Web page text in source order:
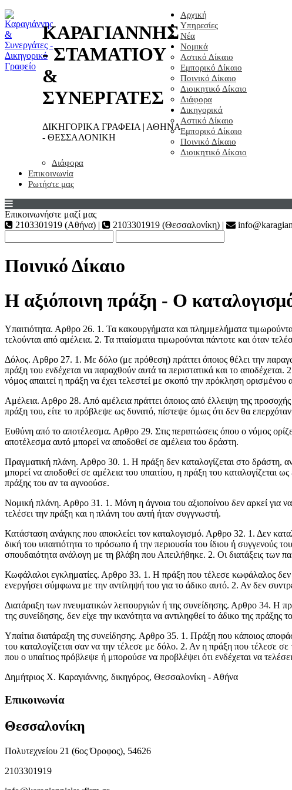
ΚΑΡΑΓΙΑΝΝΗΣ
- ΣΤΑΜΑΤΙΟΥ
&
ΣΥΝΕΡΓΑΤΕΣ
ΔΙΚΗΓΟΡΙΚΑ ΓΡΑΦΕΙΑ | ΑΘΗΝΑ
- ΘΕΣΣΑΛΟΝΙΚΗ
Αρχική
Υπηρεσίες
Νέα
Νομικά
Αστικό Δίκαιο
Εμπορικό Δίκαιο
Ποινικό Δίκαιο
Διοικητικό Δίκαιο
Διάφορα
Δικηγορικά
Αστικό Δίκαιο
Εμπορικό Δίκαιο
Ποινικό Δίκαιο
Διοικητικό Δίκαιο
Διάφορα
Επικοινωνία
Ρωτήστε μας
Επικοινωνήστε μαζί μας
2103301919 (Αθήνα) |
2103301919 (Θεσσαλονίκη) |
Ποινικό Δίκαιο
Η αξιόποινη πράξη - Ο
Υπαιτιότητα. Αρθρο 26. 1. Τα κακουργήματα και πλημμελήματα
τελούνται από αμέλεια. 2. Τα πταίσματα τιμωρούνται πάντοτε και όταν
Δόλος. Αρθρο 27. 1. Με δόλο (με πρόθεση) πράττει όποιος θέλει την
πράξη του ενδέχεται να παραχθούν αυτά τα περιστατικά και το
νόμος απαιτεί η πράξη να έχει τελεστεί με σκοπό την πρόκληση ορισμένου
Αμέλεια. Αρθρο 28. Από αμέλεια πράττει όποιος από έλλειψη της
πράξη του, είτε το πρόβλεψε ως δυνατό, πίστεψε όμως ότι δεν θα
Ευθύνη από το αποτέλεσμα. Αρθρο 29. Στις περιπτώσεις όπου ο νόμος
αποτέλεσμα αυτό μπορεί να αποδοθεί σε αμέλεια του δράστη.
Πραγματική πλάνη. Αρθρο 30. 1. Η πράξη δεν καταλογίζεται στο δράστη,
μπορεί να αποδοθεί σε αμέλεια του υπαιτίου, η πράξη του καταλογίζεται
πράξης του αν τα αγνοούσε.
Νομική πλάνη. Αρθρο 31. 1. Μόνη η άγνοια του αξιοποίνου δεν αρκεί για
τελέσει την πράξη και η πλάνη του αυτή ήταν συγγνωστή.
Κατάσταση ανάγκης που αποκλείει τον καταλογισμό. Αρθρο 32. 1. Δεν
δική του υπαιτιότητα το πρόσωπο ή την περιουσία του ίδιου ή συγγενούς
σπουδαιότητα ανάλογη με τη βλάβη που Απειλήθηκε. 2. Οι διατάξεις των
Κωφάλαλοι εγκληματίες. Αρθρο 33. 1. Η πράξη που τέλεσε κωφάλαλος δεν
ενεργήσει σύμφωνα με την αντίληψή του για το άδικο αυτό. 2. Αν δεν
Διατάραξη των πνευματικών λειτουργιών ή της συνείδησης. Αρθρο 34. Η
της συνείδησης, δεν είχε την ικανότητα να αντιληφθεί το άδικο της
Υπαίτια διατάραξη της συνείδησης. Αρθρο 35. 1. Πράξη που κάποιος
του καταλογίζεται σαν να την τέλεσε με δόλο. 2. Αν η πράξη που τέλεσε
που ο υπαίτιος πρόβλεψε ή μπορούσε να προβλέψει ότι ενδέχεται να
Δημήτριος Χ. Καραγιάννης, δικηγόρος, Θεσσαλονίκη - Αθήνα
Επικοινωνία
Θεσσαλονίκη
Πολυτεχνείου 21 (6ος Όροφος), 54626
2103301919